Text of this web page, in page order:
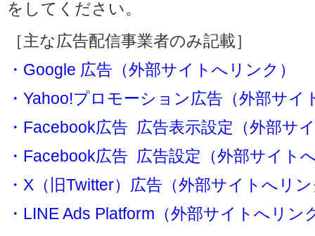
をしてください。
［主な広告配信事業者のみ記載］
・Google 広告（外部サイトへリンク）
・Yahoo!プロモーション広告（外部サイ
・Facebook広告 広告表示設定（外部サ
・Facebook広告 広告設定（外部サイト
・X（旧Twitter）広告（外部サイトへリ
・LINE Ads Platform（外部サイトへリン